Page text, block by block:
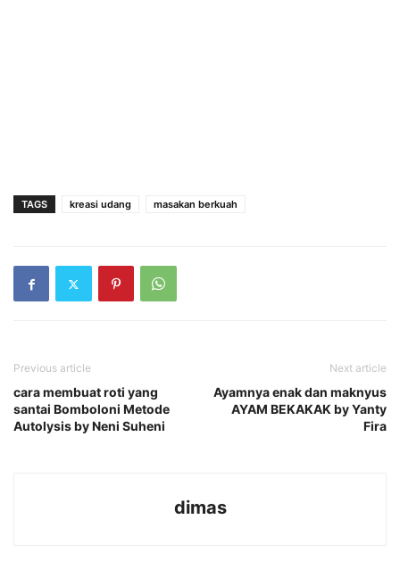
TAGS kreasi udang masakan berkuah
Previous article
cara membuat roti yang
santai Bomboloni Metode
Autolysis by Neni Suheni
Next article
Ayamnya enak dan maknyus
AYAM BEKAKAK by Yanty
Fira
dimas